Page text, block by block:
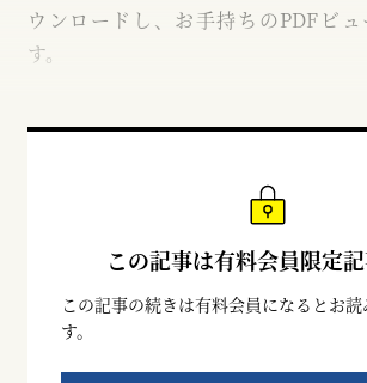
ウンロードし、お手持ちのPDFビ
す。
この記事は有料会員限定
この記事の続きは有料会員になるとお
す。